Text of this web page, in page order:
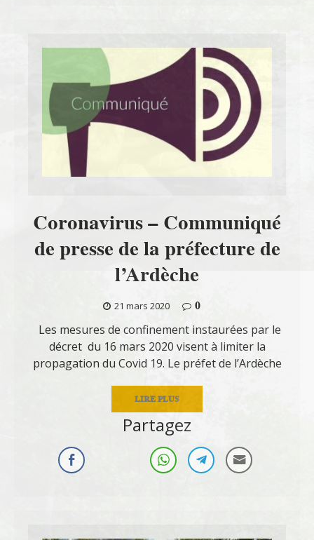
Coronavirus – Communiqué
de presse de la préfecture de
l’Ardèche
21 mars 2020
0
Les mesures de confinement instaurées par le
décret du 16 mars 2020 visent à limiter la
propagation du Covid 19. Le préfet de l’Ardèche
LIRE PLUS
Partagez